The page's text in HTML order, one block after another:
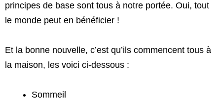
principes de base sont tous à notre portée. Oui, tout
le monde peut en bénéficier !
Et la bonne nouvelle, c’est qu’ils commencent tous à
la maison, les voici ci-dessous :
Sommeil